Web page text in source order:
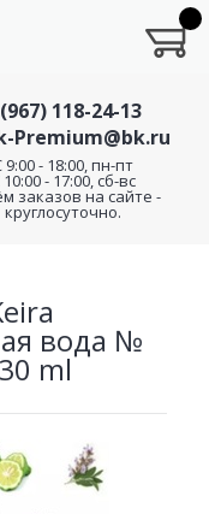
118-24-13
Premium@bk.ru
9:00 - 18:00, пн-пт
- 17:00, сб-вс
заказов на сайте -
круглосуточно.
вода №
ml